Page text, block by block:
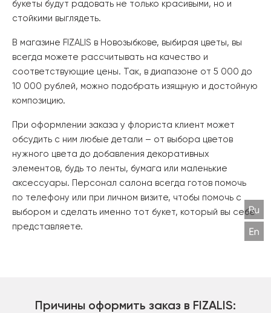
букеты будут радовать не только красивыми, но и
стойкими выглядеть.
В​‍​‌‍​‍‌ магазине FIZALIS в Новозыбкове, выбирая цветы, вы
всегда можете рассчитывать на качество и
соответствующие цены. Так, в диапазоне от 5 000 до
10 000 рублей, можно подобрать изящную и достойную
композицию.
При​‍​‌‍​‍‌ оформлении заказа у флориста клиент может
обсудить с ним любые детали – от выбора цветов
нужного цвета до добавления декоративных
элементов, будь то ленты, бумага или маленькие
аксессуары. Персонал салона всегда готов помочь
по телефону или при личном визите, чтобы помочь с
выбором и сделать именно тот букет, который вы себе ​‍​‌‍​
‍‌представляете.
Причины оформить заказ в FIZALIS: